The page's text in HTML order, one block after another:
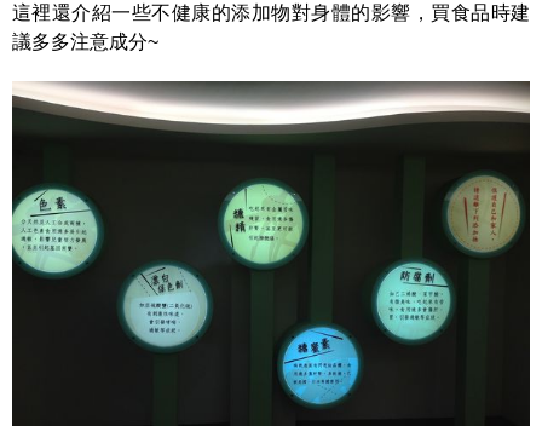
這裡還介紹一些不健康的添加物對身體的影響，買食品時建
議多多注意成分~